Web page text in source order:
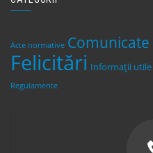
Acte normative Comunicate
Felicitări Informații utile
Regulamente